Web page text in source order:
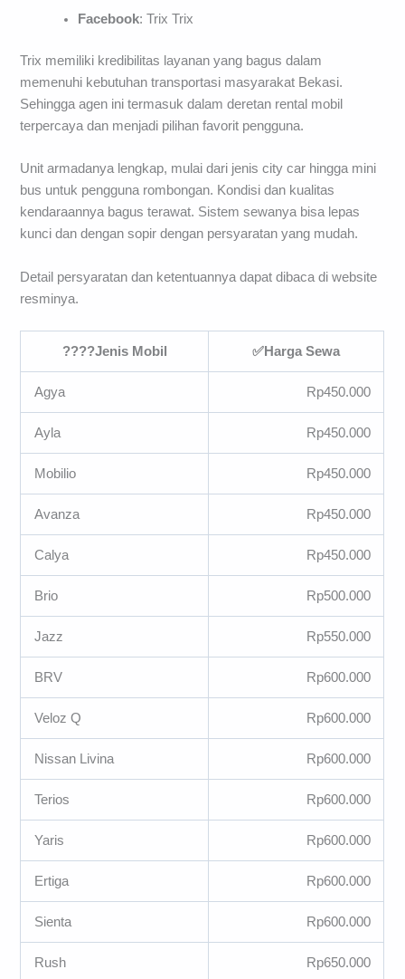
Facebook: Trix Trix
Trix memiliki kredibilitas layanan yang bagus dalam
memenuhi kebutuhan transportasi masyarakat Bekasi.
Sehingga agen ini termasuk dalam deretan rental mobil
terpercaya dan menjadi pilihan favorit pengguna.
Unit armadanya lengkap, mulai dari jenis city car hingga mini
bus untuk pengguna rombongan. Kondisi dan kualitas
kendaraannya bagus terawat. Sistem sewanya bisa lepas
kunci dan dengan sopir dengan persyaratan yang mudah.
Detail persyaratan dan ketentuannya dapat dibaca di website
resminya.
????Jenis Mobil ✅Harga Sewa
Agya Rp450.000
Ayla Rp450.000
Mobilio Rp450.000
Avanza Rp450.000
Calya Rp450.000
Brio Rp500.000
Jazz Rp550.000
BRV Rp600.000
Veloz Q Rp600.000
Nissan Livina Rp600.000
Terios Rp600.000
Yaris Rp600.000
Ertiga Rp600.000
Sienta Rp600.000
Rush Rp650.000